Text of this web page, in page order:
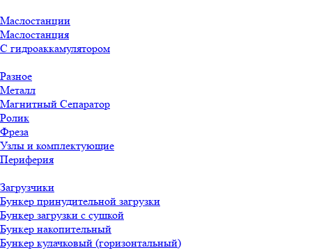
Маслостанции
Маслостанция
С гидроаккамулятором
Разное
Металл
Магнитный Сепаратор
Ролик
Фреза
Узлы и комплектующие
Периферия
Загрузчики
Бункер принудительной загрузки
Бункер загрузки с сушкой
Бункер накопительный
Бункер кулачковый (горизонтальный)